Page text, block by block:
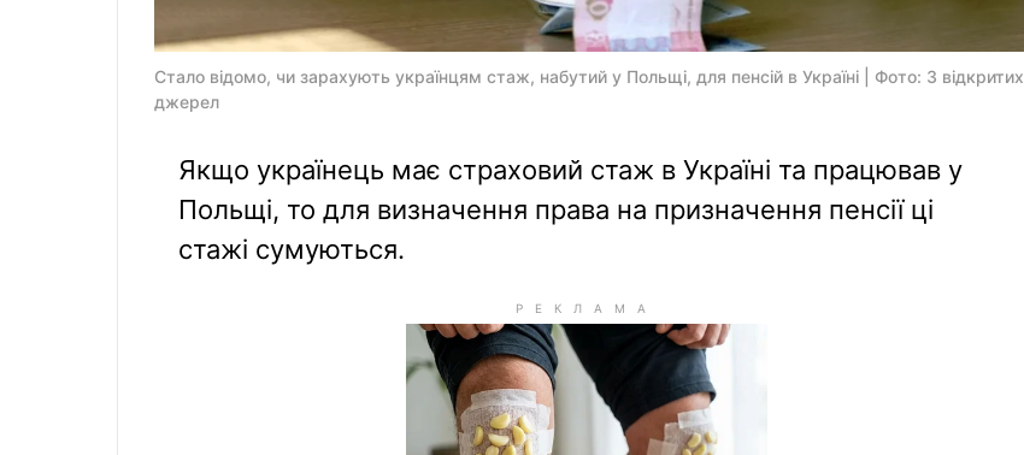
Стало відомо, чи зарахують українцям стаж, набутий у Польщі, для пенсій в Україні | Фото: З відкритих
джерел
Якщо українець має страховий стаж в Україні та працював у
Польщі, то для визначення права на призначення пенсії ці
стажі сумуються.